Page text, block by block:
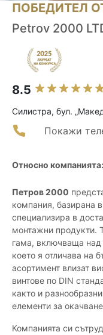
ПОБЕДИТЕЛ
Petrov 2000
8.5
Силистра, бул.
Покажи
Относно компанията:
Петров 2000
компания, базирана
специализира в
монтажни продукти.
гама, включваща
което я отличава на
асортимент влизат
винтове по DIN
както и
елементи за
Компанията си